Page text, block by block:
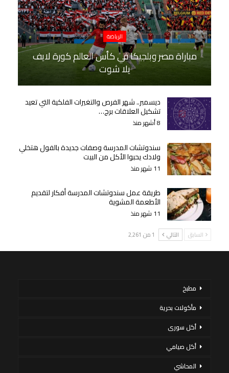
الرياضة
مباراة مصر وبلجيكا في كأس العالم كورة لايف
يلا شوت
ديسمبر.. شهر الفرص والتغيرات الفلكية التي تعيد
تشكيل العلاقات برج…
8 أشهر منذ
سندوتشات المدرسة وصفات جديدة بالفول هتخلي
ولادك يحبوا الأكل من البيت
11 شهر منذ
طريقة عمل سندوتشات المدرسة أفكار لتقديم
الأطعمة المشوية
11 شهر منذ
السابق التالي 1 من 2٬261
مطبخ
مأكولات بحرية
أكل سورى
أكل صيامي
المحاشي